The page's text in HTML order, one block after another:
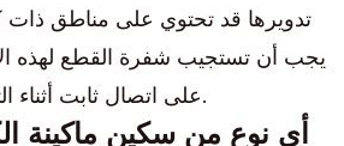
تدويرها قد تحتوي على مناطق ذات
يجب أن تستجيب شفرة القطع لهذه
على اتصال ثابت أثناء التشغيل.
أي نوع من سكين ماكينة